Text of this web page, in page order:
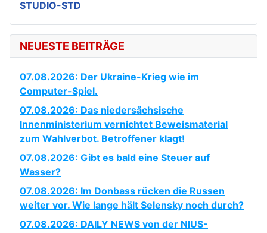
STUDIO-STD
NEUESTE BEITRÄGE
07.08.2026: Der Ukraine-Krieg wie im
Computer-Spiel.
07.08.2026: Das niedersächsische
Innenministerium vernichtet Beweismaterial
zum Wahlverbot. Betroffener klagt!
07.08.2026: Gibt es bald eine Steuer auf
Wasser?
07.08.2026: Im Donbass rücken die Russen
weiter vor. Wie lange hält Selensky noch durch?
07.08.2026: DAILY NEWS von der NIUS-